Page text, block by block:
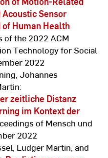
Sensor
Human Health
of the 2022 ACM
Technology for Social
2022
Johannes
zeitliche Distanz
im Kontext der
of Mensch und
2022
Ludger Martin, and